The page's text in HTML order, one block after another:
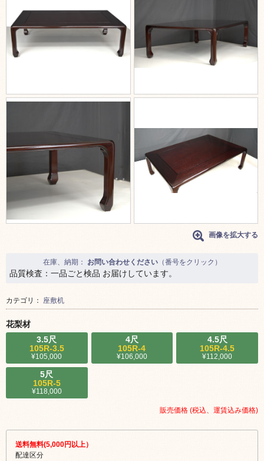
画像を拡大する
在庫、納期： お問い合わせください（番号をクリック）
品質検査：一品ごと検品 お届けしています。
カテゴリ： 座敷机
花梨材
3.5尺
105R-3.5
¥105,000
4尺
105R-4
¥106,000
4.5尺
105R-4.5
¥112,000
5尺
105R-5
¥118,000
販売価格 (税込、運賃込み価格)
送料無料(5,000円以上）
配達区分